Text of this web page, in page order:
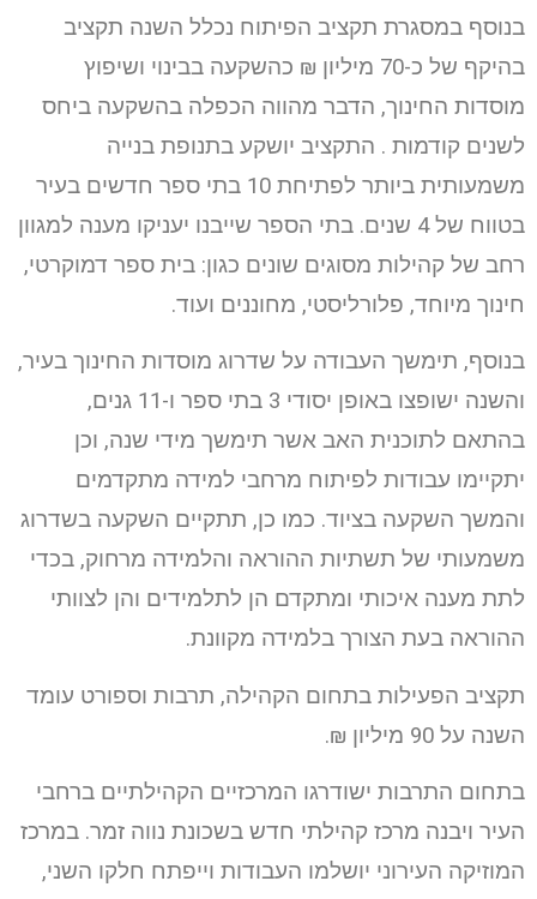
בנוסף במסגרת תקציב הפיתוח נכלל השנה תקציב
בהיקף של כ-70 מיליון ₪ כהשקעה בבינוי ושיפוץ
מוסדות החינוך, הדבר מהווה הכפלה בהשקעה ביחס
לשנים קודמות . התקציב יושקע בתנופת בנייה
משמעותית ביותר לפתיחת 10 בתי ספר חדשים בעיר
בטווח של 4 שנים. בתי הספר שייבנו יעניקו מענה למגוון
רחב של קהילות מסוגים שונים כגון: בית ספר דמוקרטי,
חינוך מיוחד, פלורליסטי, מחוננים ועוד.
בנוסף, תימשך העבודה על שדרוג מוסדות החינוך בעיר,
והשנה ישופצו באופן יסודי 3 בתי ספר ו-11 גנים,
בהתאם לתוכנית האב אשר תימשך מידי שנה, וכן
יתקיימו עבודות לפיתוח מרחבי למידה מתקדמים
והמשך השקעה בציוד. כמו כן, תתקיים השקעה בשדרוג
משמעותי של תשתיות ההוראה והלמידה מרחוק, בכדי
לתת מענה איכותי ומתקדם הן לתלמידים והן לצוותי
ההוראה בעת הצורך בלמידה מקוונת.
תקציב הפעילות בתחום הקהילה, תרבות וספורט עומד
השנה על 90 מיליון ₪.
בתחום התרבות ישודרגו המרכזיים הקהילתיים ברחבי
העיר ויבנה מרכז קהילתי חדש בשכונת נווה זמר. במרכז
המוזיקה העירוני יושלמו העבודות וייפתח חלקו השני,